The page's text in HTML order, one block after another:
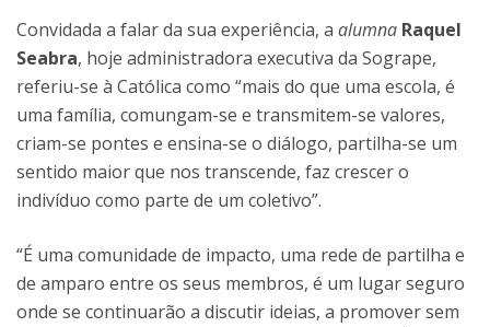
Convidada a falar da sua experiência, a alumna Raquel
Seabra, hoje administradora executiva da Sogrape,
referiu-se à Católica como “mais do que uma escola, é
uma família, comungam-se e transmitem-se valores,
criam-se pontes e ensina-se o diálogo, partilha-se um
sentido maior que nos transcende, faz crescer o
indivíduo como parte de um coletivo”.
“É uma comunidade de impacto, uma rede de partilha e
de amparo entre os seus membros, é um lugar seguro
onde se continuarão a discutir ideias, a promover sem